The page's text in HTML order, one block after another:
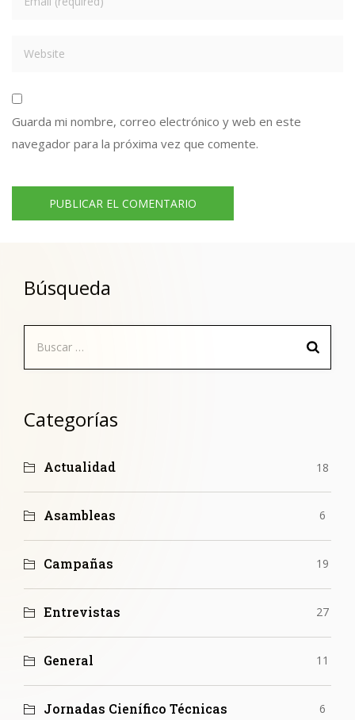
Guarda mi nombre, correo electrónico y web en este
navegador para la próxima vez que comente.
Búsqueda
Categorías
Actualidad 18
Asambleas 6
Campañas 19
Entrevistas 27
General 11
Jornadas Cienífico Técnicas 6